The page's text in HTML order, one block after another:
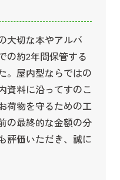
大切な本やアルバ
の約2年間保管する
。屋内型ならではの
資料に沿ってすのこ
荷物を守るための工
の最終的な金額の分
評価いただき、誠に